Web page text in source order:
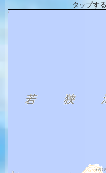
タップす